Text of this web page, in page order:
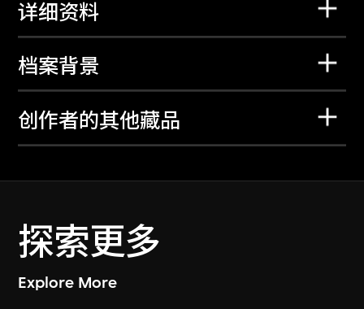
详细资料
档案背景
创作者的其他藏品
探索更多
Explore More